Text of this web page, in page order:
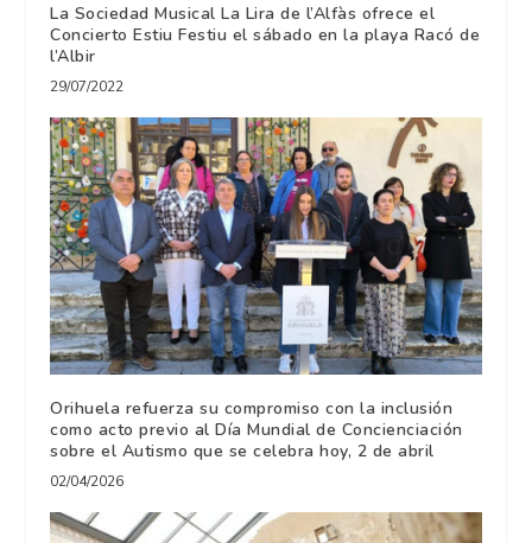
La Sociedad Musical La Lira de l’Alfàs ofrece el
Concierto Estiu Festiu el sábado en la playa Racó de
l’Albir
29/07/2022
Orihuela refuerza su compromiso con la inclusión
como acto previo al Día Mundial de Concienciación
sobre el Autismo que se celebra hoy, 2 de abril
02/04/2026